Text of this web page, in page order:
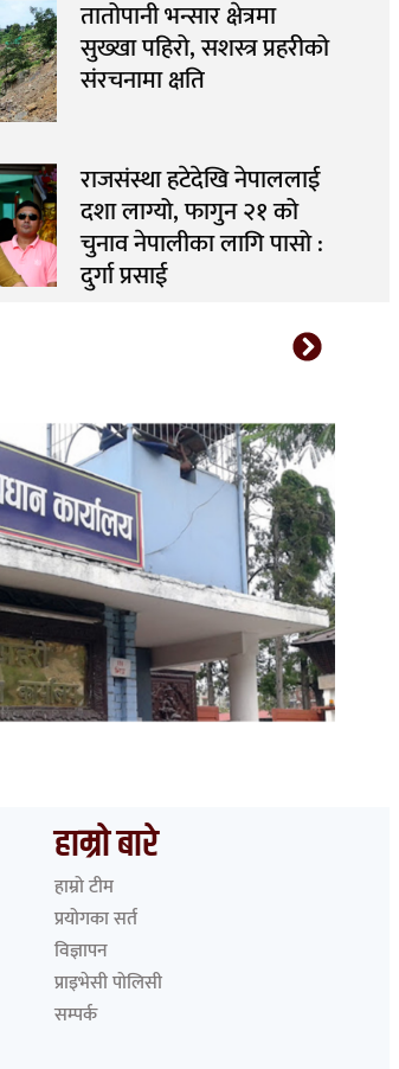
तातोपानी भन्सार क्षेत्रमा
सुख्खा पहिरो, सशस्त्र प्रहरीको
संरचनामा क्षति
राजसंस्था हटेदेखि नेपाललाई
दशा लाग्यो, फागुन २१ को
चुनाव नेपालीका लागि पासो :
दुर्गा प्रसाई
हाम्रो बारे
हाम्रो टीम
प्रयोगका सर्त
विज्ञापन
प्राइभेसी पोलिसी
सम्पर्क